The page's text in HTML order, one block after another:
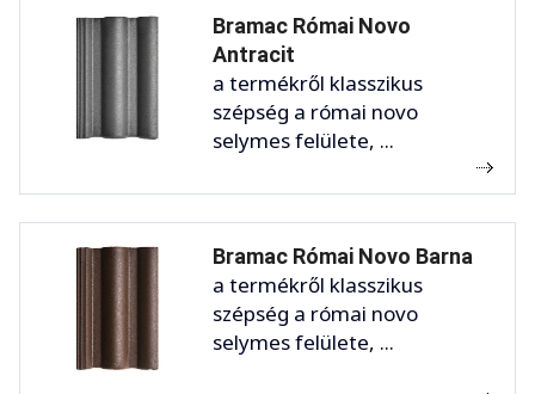
Bramac Római Novo
Antracit
a termékről klasszikus
szépség a római novo
selymes felülete, ...
Bramac Római Novo Barna
a termékről klasszikus
szépség a római novo
selymes felülete, ...